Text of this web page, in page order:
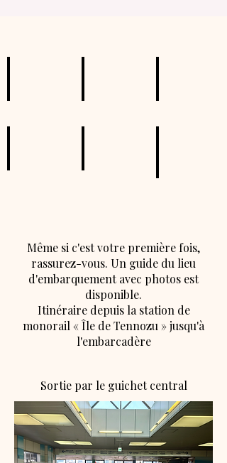
Même si c'est votre première fois,
rassurez-vous. Un guide du lieu
d'embarquement avec photos est
disponible.
Itinéraire depuis la station de
monorail « Île de Tennozu » jusqu'à
l'embarcadère
Sortie par le guichet central